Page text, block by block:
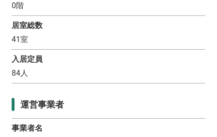
0階
居室総数
41 室
入居定員
84人
運営事業者
事業者名